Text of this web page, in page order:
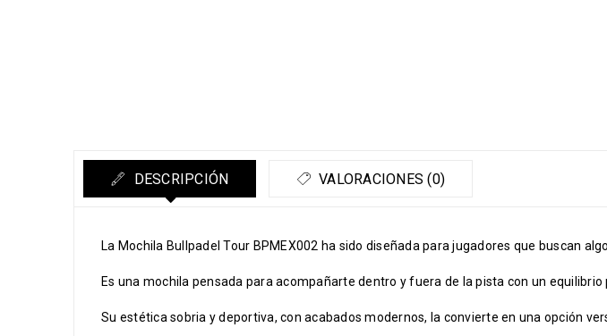
DESCRIPCIÓN VALORACIONES (0)
La Mochila Bullpadel Tour BPMEX002 ha sido diseñada para jugadores que buscan
Es una mochila pensada para acompañarte dentro y fuera de la pista con un
Su estética sobria y deportiva, con acabados modernos, la convierte en una opción